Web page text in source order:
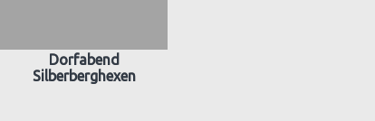
Dorfabend
Silberberghexen